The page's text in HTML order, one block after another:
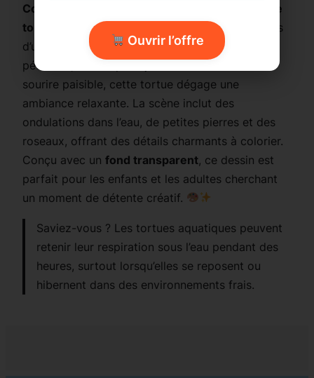
Coloriage kawaii
adorable
tortue chibi
tenant une petite fleur et assise près
d’un ruisseau
. Avec ses grands yeux
pétillants, sa carapace joliment dessinée et son
sourire paisible, cette tortue dégage une
ambiance relaxante. La scène inclut des
ondulations dans l’eau, de petites pierres et des
roseaux, offrant des détails charmants à colorier.
Conçu avec un fond transparent, ce dessin est
parfait pour les enfants et les adultes cherchant
un moment de détente créatif.
Saviez-vous ? Les tortues aquatiques peuvent
retenir leur respiration sous l’eau pendant des
heures, surtout lorsqu’elles se reposent ou
hibernent dans des environnements frais.
Ouvrir l’offre